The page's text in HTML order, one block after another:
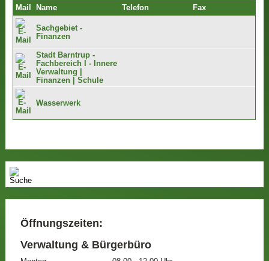
Mail Name Telefon Fax
Sachgebiet -
Finanzen
Stadt Barntrup -
Fachbereich I - Innere
Verwaltung |
Finanzen | Schule
Wasserwerk
Öffnungszeiten:
Verwaltung & Bürgerbüro